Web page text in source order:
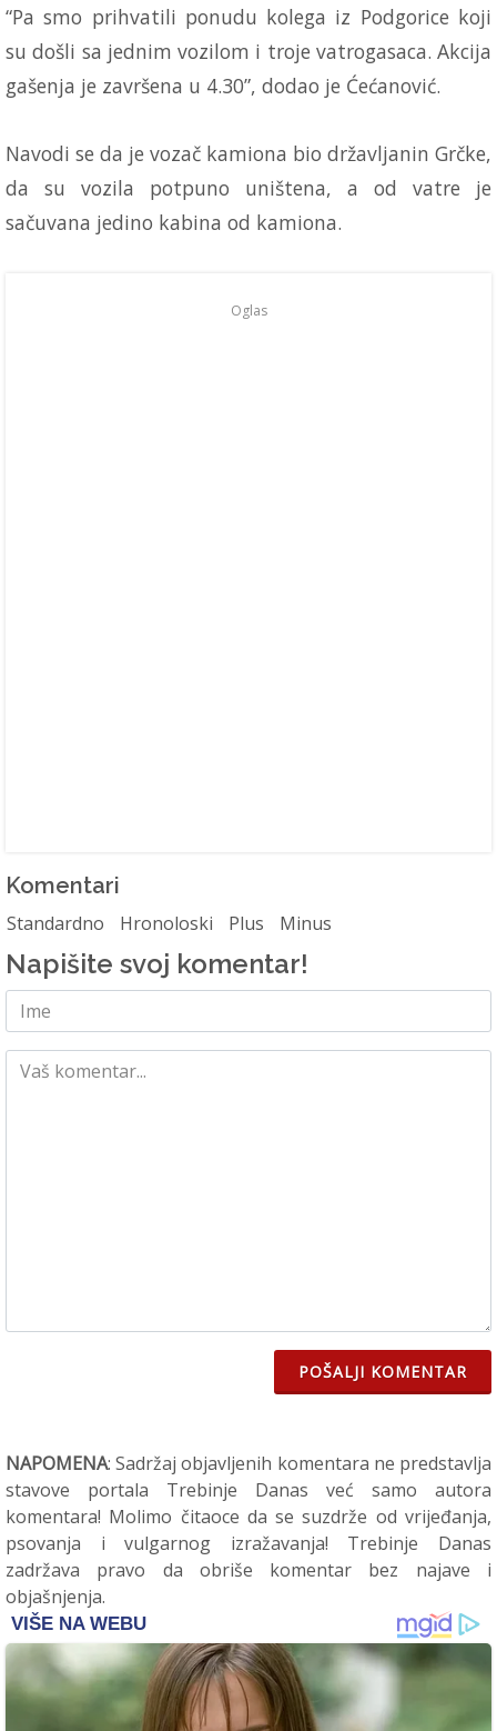
“Pa smo prihvatili ponudu kolega iz Podgorice koji
su došli sa jednim vozilom i troje vatrogasaca. Akcija
gašenja je završena u 4.30”, dodao je Ćećanović.
Navodi se da je vozač kamiona bio državljanin Grčke,
da su vozila potpuno uništena, a od vatre je
sačuvana jedino kabina od kamiona.
Oglas
Komentari
Standardno Hronoloski Plus Minus
Napišite svoj komentar!
POŠALJI KOMENTAR
NAPOMENA: Sadržaj objavljenih komentara ne predstavlja
stavove portala Trebinje Danas već samo autora
komentara! Molimo čitaoce da se suzdrže od vrijeđanja,
psovanja i vulgarnog izražavanja! Trebinje Danas
zadržava pravo da obriše komentar bez najave i
objašnjenja.